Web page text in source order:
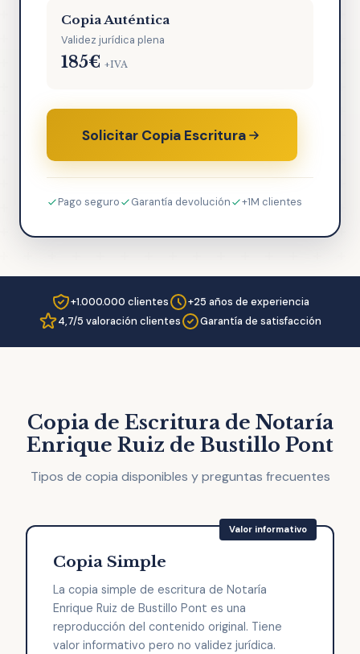
Copia Auténtica
Validez jurídica plena
185€ +IVA
Solicitar Copia Escritura
Pago seguro Garantía devolución +1M clientes
+1.000.000 clientes
+25 años de experiencia
4,7/5 valoración clientes
Garantía de satisfacción
Copia de Escritura de Notaría
Enrique Ruiz de Bustillo Pont
Tipos de copia disponibles y preguntas frecuentes
Copia Simple
La copia simple de escritura de Notaría
Enrique Ruiz de Bustillo Pont es una
reproducción del contenido original. Tiene
valor informativo pero no validez jurídica.